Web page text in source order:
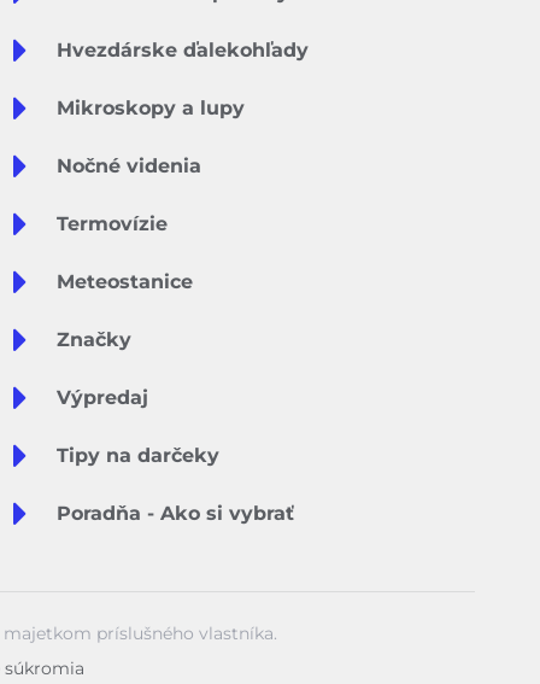
Hvezdárske ďalekohľady
Mikroskopy a lupy
Nočné videnia
Termovízie
Meteostanice
Značky
Výpredaj
Tipy na darčeky
Poradňa - Ako si vybrať
majetkom príslušného vlastníka.
súkromia